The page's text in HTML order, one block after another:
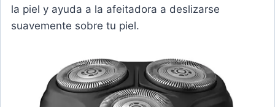
la piel y ayuda a la afeitadora a deslizarse
suavemente sobre tu piel.